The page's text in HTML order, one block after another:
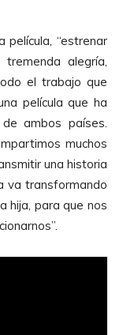
película, “estrenar
alegría,
el trabajo que
película que ha
ambos países.
muchos
una historia
va transformando
hija, para que nos